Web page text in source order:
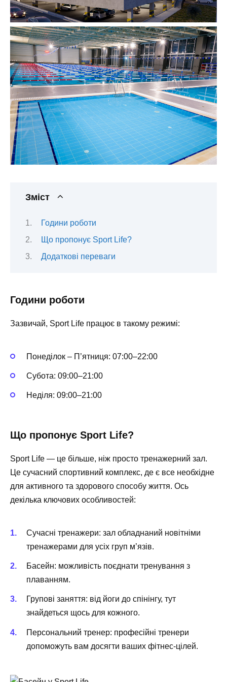
Зміст
Години роботи
Що пропонує Sport Life?
Додаткові переваги
Години роботи
Зазвичай, Sport Life працює в такому режимі:
Понеділок – П’ятниця: 07:00–22:00
Субота: 09:00–21:00
Неділя: 09:00–21:00
Що пропонує Sport Life?
Sport Life — це більше, ніж просто тренажерний зал.
Це сучасний спортивний комплекс, де є все необхідне
для активного та здорового способу життя. Ось
декілька ключових особливостей:
Сучасні тренажери: зал обладнаний новітніми
тренажерами для усіх груп м’язів.
Басейн: можливість поєднати тренування з
плаванням.
Групові заняття: від йоги до спінінгу, тут
знайдеться щось для кожного.
Персональний тренер: професійні тренери
допоможуть вам досягти ваших фітнес-цілей.